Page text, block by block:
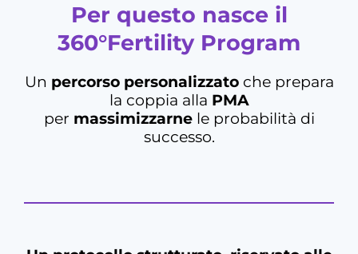
Per questo nasce il
360°Fertility Program
Un percorso personalizzatoche prepara
la coppia alla PMA
per massimizzarnele probabilità di
successo.